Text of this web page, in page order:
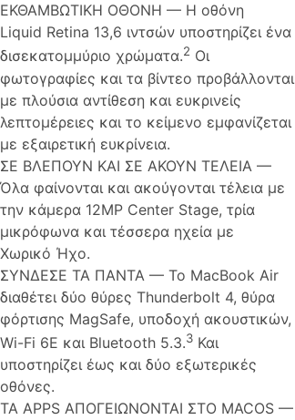
ΕΚΘΑΜΒΩΤΙΚΗ ΟΘΟΝΗ — Η οθόνη
Liquid Retina 13,6 ιντσών υποστηρίζει ένα
δισεκατομμύριο χρώματα.2 Οι
φωτογραφίες και τα βίντεο προβάλλονται
με πλούσια αντίθεση και ευκρινείς
λεπτομέρειες και το κείμενο εμφανίζεται
με εξαιρετική ευκρίνεια.
ΣΕ ΒΛΕΠΟΥΝ ΚΑΙ ΣΕ ΑΚΟΥΝ ΤΕΛΕΙΑ —
Όλα φαίνονται και ακούγονται τέλεια με
την κάμερα 12MP Center Stage, τρία
μικρόφωνα και τέσσερα ηχεία με
Χωρικό Ήχο.
ΣΥΝΔΕΣE ΤΑ ΠΑΝΤΑ — Το MacBook Air
διαθέτει δύο θύρες Thunderbolt 4, θύρα
φόρτισης MagSafe, υποδοχή ακουστικών,
Wi-Fi 6E και Bluetooth 5.3.3 Και
υποστηρίζει έως και δύο εξωτερικές
οθόνες.
ΤΑ APPS ΑΠΟΓΕΙΩΝΟΝΤΑΙ ΣΤΟ MACOS —